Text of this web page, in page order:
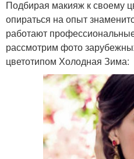
Подбирая макияж к своему
опираться на опыт
работают
рассмотрим фото
цветотипом Холодная Зима: